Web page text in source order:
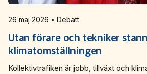
Miljö­nätverket 2022
Tillgänglighets­nätverket 2025
Tillgänglighets­nätverket 2023
Trafikutvecklar­nätverket 2026
Trafikutvecklar­nätverket 2024
Trygghets­nätverket
Trygghets­nätverket 2025
26 maj 2026 • Debatt
Utan förare och tekniker
klimatomställningen
Kollektivtrafiken är jobb, tillväxt och